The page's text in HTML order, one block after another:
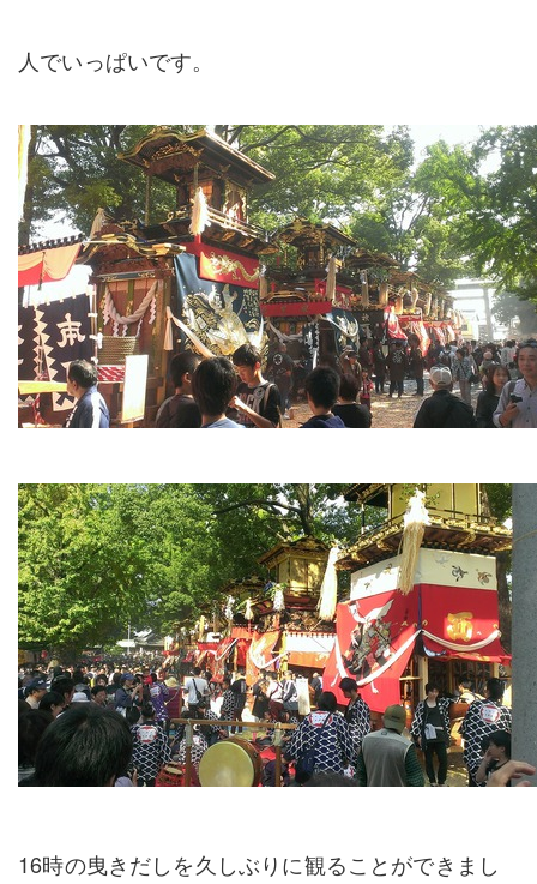
人でいっぱいです。
16時の曳きだしを久しぶりに観ることができまし